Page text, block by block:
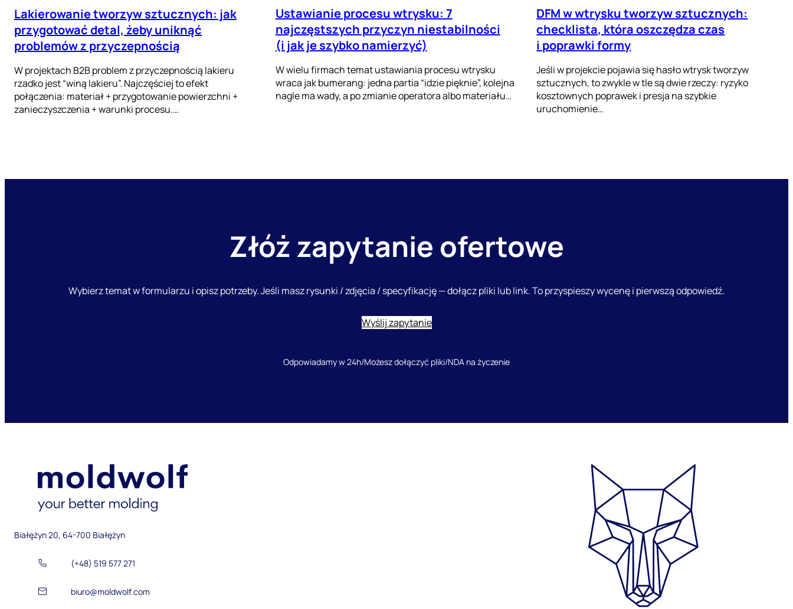
Lakierowanie tworzyw sztucznych: jak
przygotować detal, żeby uniknąć
problemów z przyczepnością
W projektach B2B problem z przyczepnością lakieru
rzadko jest “winą lakieru”. Najczęściej to efekt
połączenia: materiał + przygotowanie powierzchni +
zanieczyszczenia + warunki procesu.…
Ustawianie procesu wtrysku: 7
najczęstszych przyczyn niestabilności
(i jak je szybko namierzyć)
W wielu firmach temat ustawiania procesu wtrysku
wraca jak bumerang: jedna partia “idzie pięknie”, kolejna
nagle ma wady, a po zmianie operatora albo materiału…
DFM w wtrysku tworzyw sztucznych:
checklista, która oszczędza czas
i poprawki formy
Jeśli w projekcie pojawia się hasło wtrysk tworzyw
sztucznych, to zwykle w tle są dwie rzeczy: ryzyko
kosztownych poprawek i presja na szybkie
uruchomienie…
Złóż zapytanie ofertowe
Wybierz temat w formularzu i opisz potrzeby. Jeśli masz rysunki / zdjęcia / specyfikację — dołącz pliki lub link. To przyspieszy wycenę i pierwszą odpowiedź.
Wyślij zapytanie
Odpowiadamy w 24h/Możesz dołączyć pliki/NDA na życzenie
Białężyn 20, 64-700 Białężyn
(+48) 519 577 271
biuro@moldwolf.com